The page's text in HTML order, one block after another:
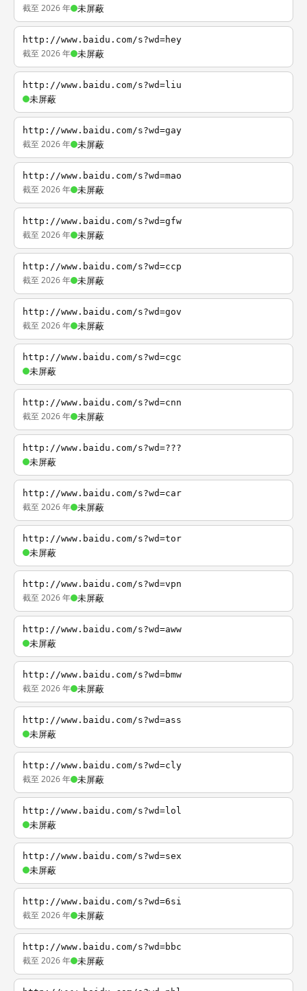
截至 2026 年 未屏蔽
http://www.baidu.com/s?wd=hey
截至 2026 年 未屏蔽
http://www.baidu.com/s?wd=liu
未屏蔽
http://www.baidu.com/s?wd=gay
截至 2026 年 未屏蔽
http://www.baidu.com/s?wd=mao
截至 2026 年 未屏蔽
http://www.baidu.com/s?wd=gfw
截至 2026 年 未屏蔽
http://www.baidu.com/s?wd=ccp
截至 2026 年 未屏蔽
http://www.baidu.com/s?wd=gov
截至 2026 年 未屏蔽
http://www.baidu.com/s?wd=cgc
未屏蔽
http://www.baidu.com/s?wd=cnn
截至 2026 年 未屏蔽
http://www.baidu.com/s?wd=???
未屏蔽
http://www.baidu.com/s?wd=car
截至 2026 年 未屏蔽
http://www.baidu.com/s?wd=tor
未屏蔽
http://www.baidu.com/s?wd=vpn
截至 2026 年 未屏蔽
http://www.baidu.com/s?wd=aww
未屏蔽
http://www.baidu.com/s?wd=bmw
截至 2026 年 未屏蔽
http://www.baidu.com/s?wd=ass
未屏蔽
http://www.baidu.com/s?wd=cly
截至 2026 年 未屏蔽
http://www.baidu.com/s?wd=lol
未屏蔽
http://www.baidu.com/s?wd=sex
未屏蔽
http://www.baidu.com/s?wd=6si
截至 2026 年 未屏蔽
http://www.baidu.com/s?wd=bbc
截至 2026 年 未屏蔽